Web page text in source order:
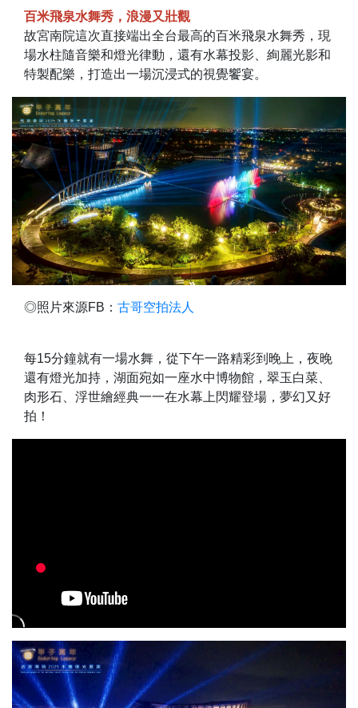
百米飛泉水舞秀，浪漫又壯觀
故宮南院這次直接端出全台最高的百米飛泉水舞秀，現
場水柱隨音樂和燈光律動，還有水幕投影、絢麗光影和
特製配樂，打造出一場沉浸式的視覺饗宴。
◎照片來源FB： 古哥空拍法人
每15分鐘就有一場水舞，從下午一路精彩到晚上，夜晚
還有燈光加持，湖面宛如一座水中博物館，翠玉白菜、
肉形石、浮世繪經典一一在水幕上閃耀登場，夢幻又好
拍！